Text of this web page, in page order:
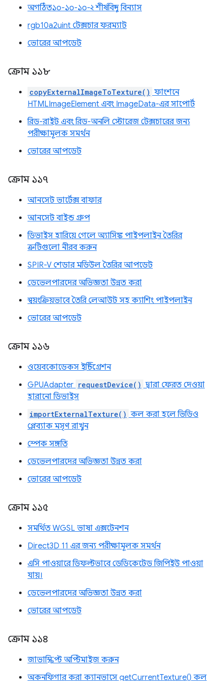
অগঠিত১০-১০-১০-২ শীর্ষবিন্দু বিন্যাস
rgb10a2uint টেক্সচার ফরম্যাট
ভোরের আপডেট
ক্রোম ১১৮
copyExternalImageToTexture() ফাংশনে
HTMLImageElement এবং ImageData-এর সাপোর্ট
রিড-রাইট এবং রিড-অনলি স্টোরেজ টেক্সচারের জন্য
পরীক্ষামূলক সমর্থন
ভোরের আপডেট
ক্রোম ১১৭
আনসেট ভার্টেক্স বাফার
আনসেট বাইন্ড গ্রুপ
ডিভাইস হারিয়ে গেলে অ্যাসিঙ্ক পাইপলাইন তৈরির
ত্রুটিগুলো নীরব করুন
SPIR-V শেডার মডিউল তৈরির আপডেট
ডেভেলপারদের অভিজ্ঞতা উন্নত করা
স্বয়ংক্রিয়ভাবে তৈরি লেআউট সহ ক্যাশিং পাইপলাইন
ভোরের আপডেট
ক্রোম ১১৬
ওয়েবকোডেকস ইন্টিগ্রেশন
GPUAdapter requestDevice() দ্বারা ফেরত দেওয়া
হারানো ডিভাইস
importExternalTexture() কল করা হলে ভিডিও
প্লেব্যাক মসৃণ রাখুন
স্পেক সঙ্গতি
ডেভেলপারদের অভিজ্ঞতা উন্নত করা
ভোরের আপডেট
ক্রোম ১১৫
সমর্থিত WGSL ভাষা এক্সটেনশন
Direct3D 11 এর জন্য পরীক্ষামূলক সমর্থন
এসি পাওয়ারে ডিফল্টভাবে ডেডিকেটেড জিপিইউ পাওয়া
যায়।
ডেভেলপারদের অভিজ্ঞতা উন্নত করা
ভোরের আপডেট
ক্রোম ১১৪
জাভাস্ক্রিপ্ট অপ্টিমাইজ করুন
অকনফিগার করা ক্যানভাসে getCurrentTexture() কল